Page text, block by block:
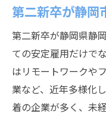
第二新卒が静岡
第二新卒が静岡県静
ての安定雇用だけで
はリモートワークや
業など、近年多様化
着の企業が多く、未